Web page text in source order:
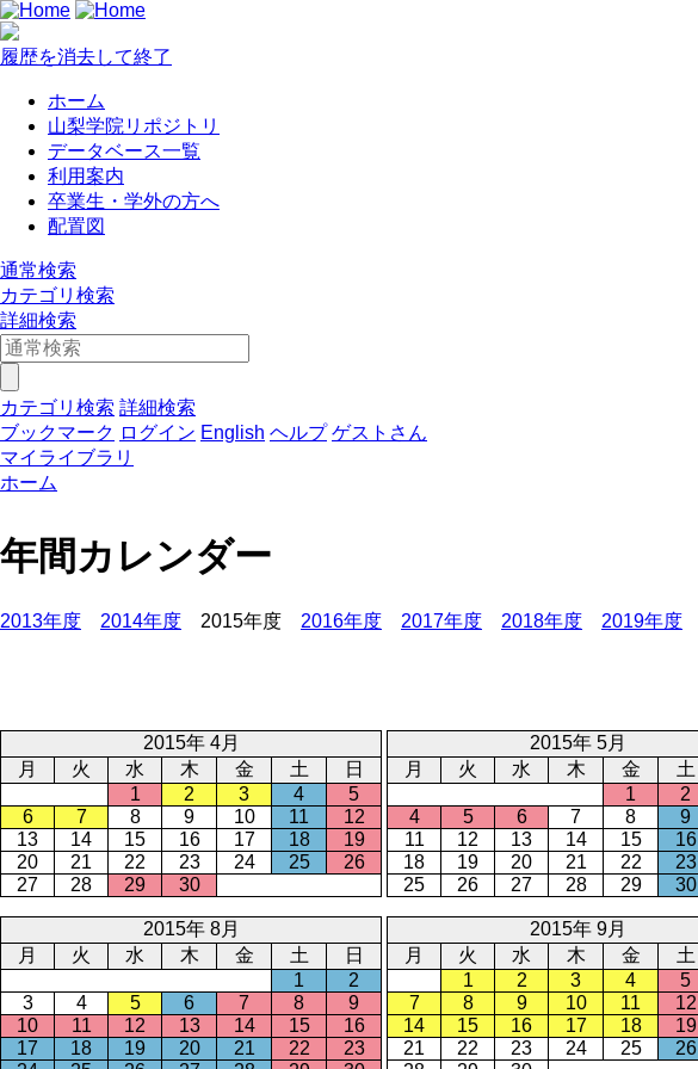
履歴を消去して終了
ホーム
山梨学院リポジトリ
データベース一覧
利用案内
卒業生・学外の方へ
配置図
通常検索
カテゴリ検索
詳細検索
カテゴリ検索 詳細検索
ブックマーク ログイン English ヘルプ ゲストさん
マイライブラリ
ホーム
年間カレンダー
2013年度 2014年度 2015年度 2016年度 2017年度 2018年度 2019年度
2015年 4月
月
火 水 木 金 土
日
1
2 3 4
5
6
7 8 9 10 11
12
13
14 15 16 17 18
19
20
21 22 23 24 25
26
27
28 29 30
2015年 5月
月
火 水 木 金 土
1
2
4
5 6 7 8 9
11
12 13 14 15 16
18
19 20 21 22 23
25
26 27 28 29 30
2015年 8月
月
火 水 木 金 土
日
1
2
3
4 5 6 7 8
9
10
11 12 13 14 15
16
17
18 19 20 21 22
23
2015年 9月
月
火 水 木 金 土
1
2 3 4 5
7
8 9 10 11 12
14
15 16 17 18 19
21
22 23 24 25 26